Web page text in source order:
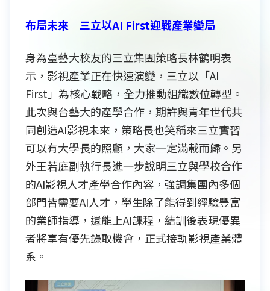
布局未來 三立以AI First迎戰產業變局
身為臺藝大校友的三立集團策略長林鶴明表
示，影視產業正在快速演變，三立以「AI
First」為核心戰略，全力推動組織數位轉型。
此次與台藝大的產學合作，期許與青年世代共
同創造AI影視未來，策略長也笑稱來三立實習
可以有大學長的照顧，大家一定滿載而歸。另
外王若庭副執行長進一步說明三立與學校合作
的AI影視人才產學合作內容，強調集團內多個
部門皆需要AI人才，學生除了能得到經驗豐富
的業師指導，還能上AI課程，結訓後表現優異
者將享有優先錄取機會，正式接軌影視產業體
系。